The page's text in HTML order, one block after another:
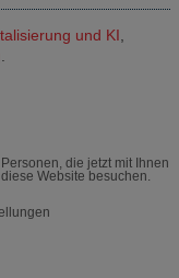
und KI
Personen, die jetzt mit Ihnen
diese Website besuchen.